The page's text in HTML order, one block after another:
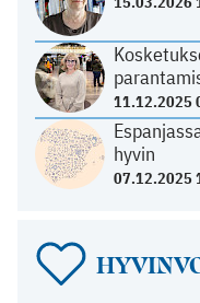
11.12.2025
hyvin
07.12.2025